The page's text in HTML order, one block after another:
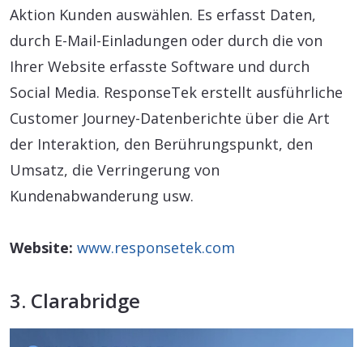
Aktion Kunden auswählen. Es erfasst Daten,
durch E-Mail-Einladungen oder durch die von
Ihrer Website erfasste Software und durch
Social Media. ResponseTek erstellt ausführliche
Customer Journey-Datenberichte über die Art
der Interaktion, den Berührungspunkt, den
Umsatz, die Verringerung von
Kundenabwanderung usw.
Website: www.responsetek.com
3. Clarabridge